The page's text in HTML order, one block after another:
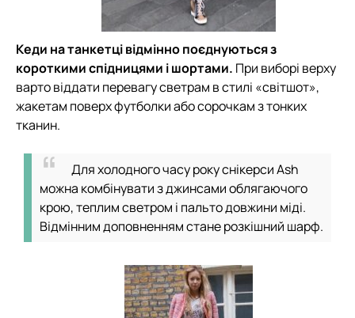
Кеди на танкетці відмінно поєднуються з
короткими спідницями і шортами. При виборі верху
варто віддати перевагу светрам в стилі «світшот»,
жакетам поверх футболки або сорочкам з тонких
тканин.
Для холодного часу року снікерси Ash
можна комбінувати з джинсами облягаючого
крою, теплим светром і пальто довжини міді.
Відмінним доповненням стане розкішний шарф.